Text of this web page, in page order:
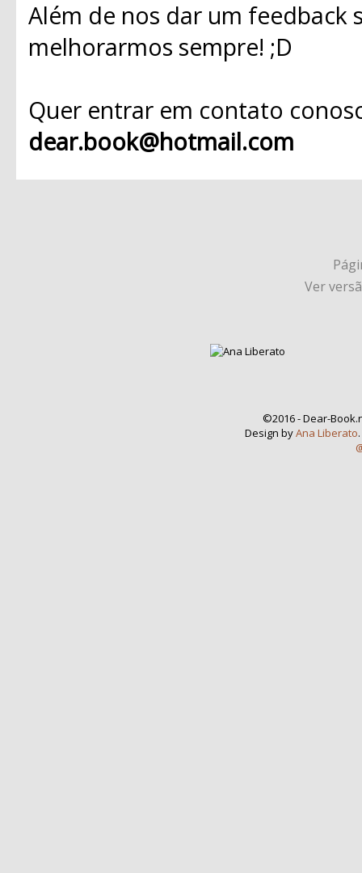
Além de nos dar um
melhorarmos sempre! ;D
Quer entrar em contato
dear.book@hotmail.com
Ver
©2016 - Dear-
Design byAna Liberato